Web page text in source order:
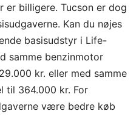
er billigere. Tucson er dog
Kan du nøjes
basisudstyr i Life-
samme benzinmotor
kr. eller med samme
til 364.000 kr. For
være bedre køb